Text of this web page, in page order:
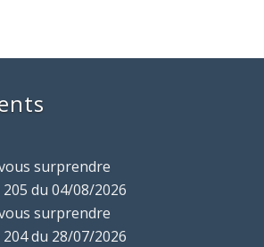
surprendre
du 04/08/2026
surprendre
du 28/07/2026